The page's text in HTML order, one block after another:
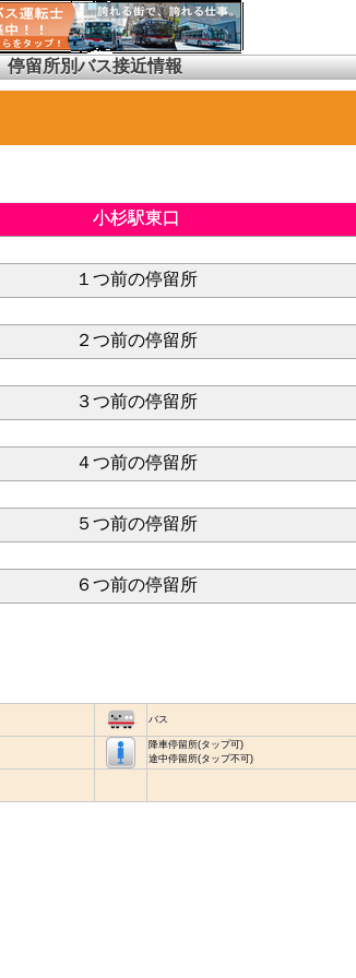
停留所別バス接近情報
小杉駅東口
１つ前の停留所
２つ前の停留所
３つ前の停留所
４つ前の停留所
５つ前の停留所
６つ前の停留所
バス
降車停留所(タップ可)
途中停留所(タップ不可)